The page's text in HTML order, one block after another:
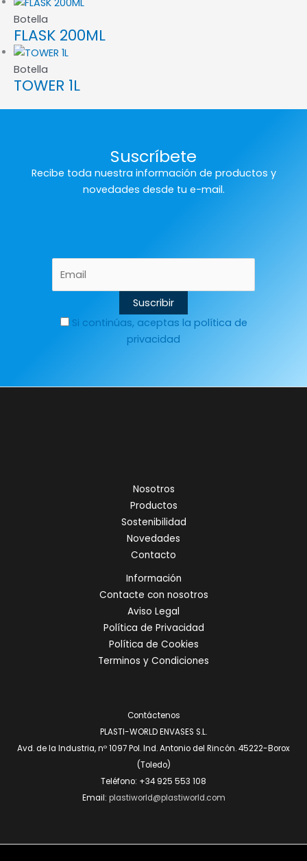
Botella
FLASK 200ML
Botella
TOWER 1L
Suscríbete
Recibe toda nuestra información de productos y
novedades desde tu e-mail.
Si continúas, aceptas la política de
privacidad
Nosotros
Productos
Sostenibilidad
Novedades
Contacto
Información
Contacte con nosotros
Aviso Legal
Política de Privacidad
Política de Cookies
Terminos y Condiciones
Contáctenos
PLASTI-WORLD ENVASES S.L.
Avd. de la Industria, nº 1097 Pol. Ind. Antonio del Rincón. 45222-Borox
(Toledo)
Teléfono: +34 925 553 108
Email: plastiworld@plastiworld.com